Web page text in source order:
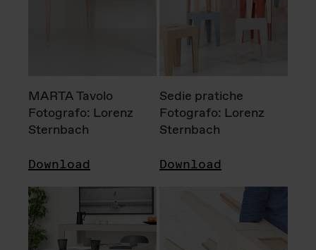
MARTA Tavolo
Fotografo: Lorenz
Sternbach
Download
Sedie pratiche
Fotografo: Lorenz
Sternbach
Download